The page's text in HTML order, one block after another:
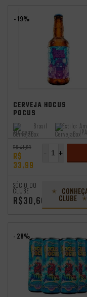
- 19%
CERVEJA HOCUS
POCUS
INTERESTELLAR
500ML
Origem:
Brasil Estilo:
IPA
R$ 41,99
R$
33,99
+
-
SÓCIO DO
CLUBE
R$30,60 CLUBE
- 28%